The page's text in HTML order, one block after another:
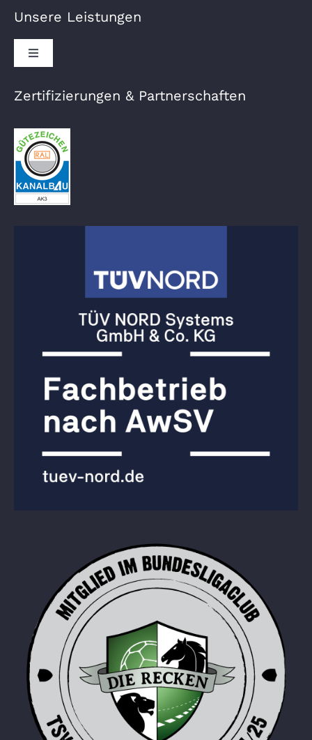
Unsere Leistungen
Toggle
Kanalarbeiten
Asphaltarbeiten
Pflasterarbeiten
Zertifizierungen & Partnerschaften